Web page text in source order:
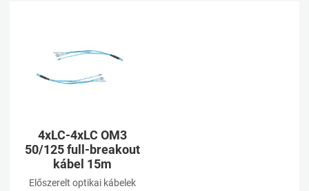
4xLC-4xLC OM3
50/125 full-breakout
kábel 15m
Előszerelt optikai kábelek